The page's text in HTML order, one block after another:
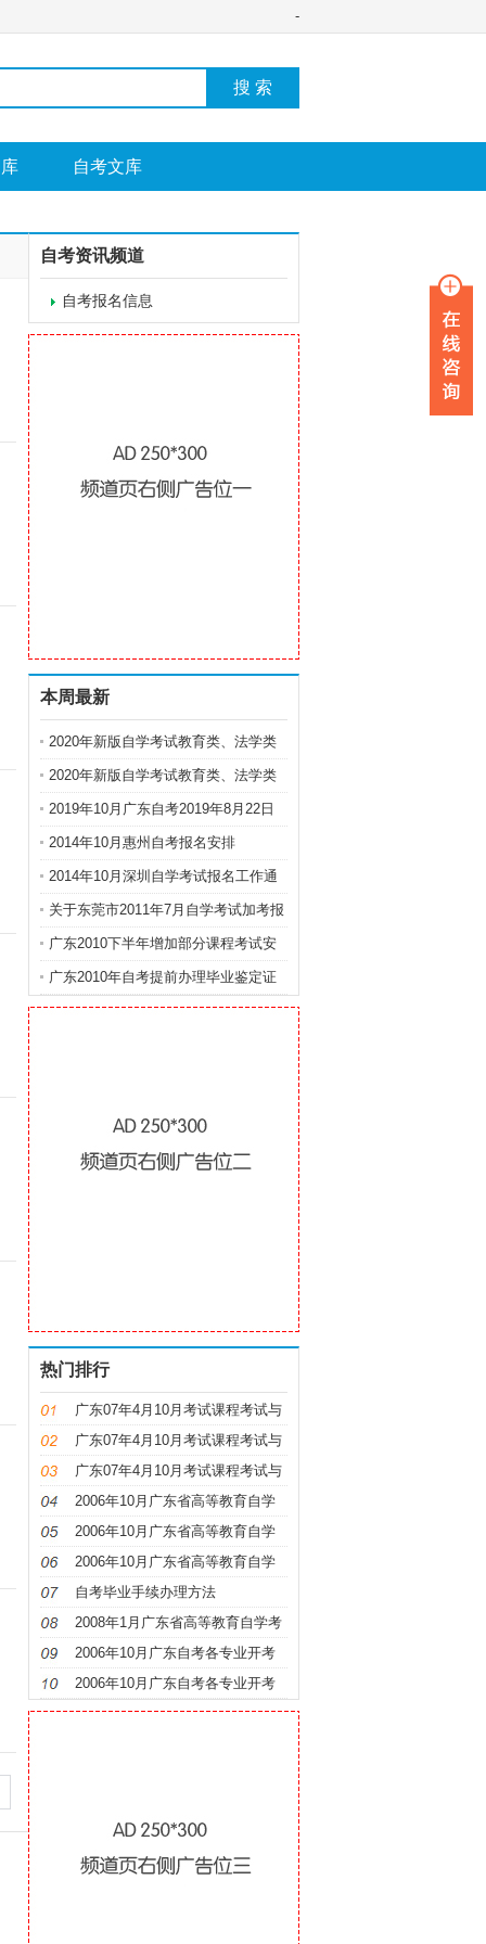
-
搜 索
自考文库
自考资讯频道
自考报名信息
本周最新
2020年新版自学考试教育类、法学类
专业教材出版
2020年新版自学考试教育类、法学类
专业教材出版
2019年10月广东自考2019年8月22日
开始网上报名
2014年10月惠州自考报名安排
2014年10月深圳自学考试报名工作通
知
关于东莞市2011年7月自学考试加考报
考的通知
广东2010下半年增加部分课程考试安
排
广东2010年自考提前办理毕业鉴定证
明通知
热门排行
广东07年4月10月考试课程考试与
时间安排及教材
广东07年4月10月考试课程考试与
时间安排及教材
广东07年4月10月考试课程考试与
时间安排及教材
2006年10月广东省高等教育自学
考试各专业开考课程考试时间安排
表
2006年10月广东省高等教育自学
考试各专业开考课程考试时间安排
表
2006年10月广东省高等教育自学
考试各专业开考课程考试时间安排
表
自考毕业手续办理方法
2008年1月广东省高等教育自学考
试全国统考课程时间安排表
2006年10月广东自考各专业开考
课程使用教材
2006年10月广东自考各专业开考
课程使用教材